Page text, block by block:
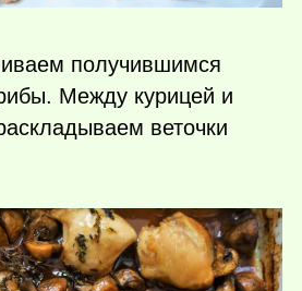
получившимся
Между курицей и
веточки